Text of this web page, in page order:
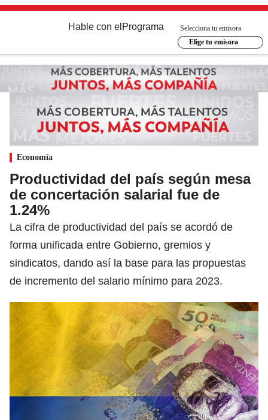
Hable con el Programa
Selecciona tu emisora
Elige tu emisora
Economía
Productividad del país según mesa
de concertación salarial fue de
1.24%
La cifra de productividad del país se acordó de
forma unificada entre Gobierno, gremios y
sindicatos, dando así la base para las propuestas
de incremento del salario mínimo para 2023.